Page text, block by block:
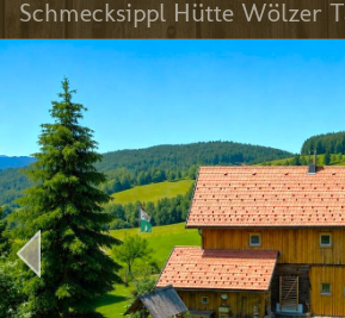
Schmecksippl Hütte Wölzer